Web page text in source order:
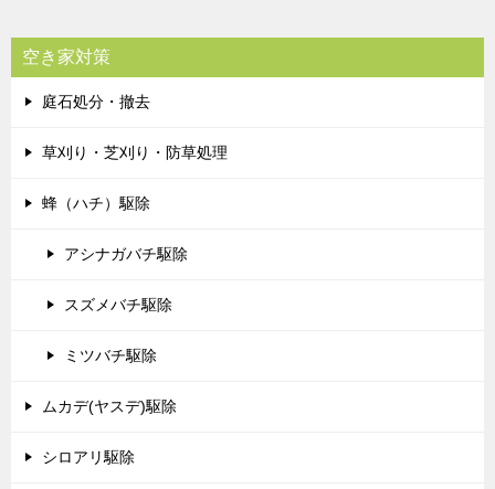
空き家対策
庭石処分・撤去
草刈り・芝刈り・防草処理
蜂（ハチ）駆除
アシナガバチ駆除
スズメバチ駆除
ミツバチ駆除
ムカデ(ヤスデ)駆除
シロアリ駆除